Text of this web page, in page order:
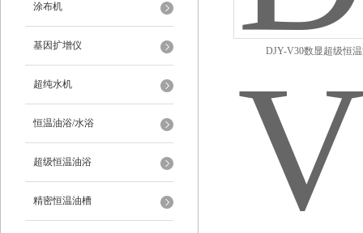
涂布机
基因扩增仪
超纯水机
恒温油浴/水浴
超级恒温油浴
精密恒温油槽
DJY-V30数显超级恒